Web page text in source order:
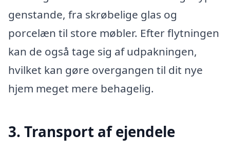
genstande, fra skrøbelige glas og
porcelæn til store møbler. Efter flytningen
kan de også tage sig af udpakningen,
hvilket kan gøre overgangen til dit nye
hjem meget mere behagelig.
3. Transport af ejendele